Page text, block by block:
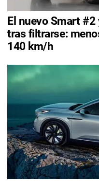
El nuevo Smart
tras filtrarse:
140 km/h